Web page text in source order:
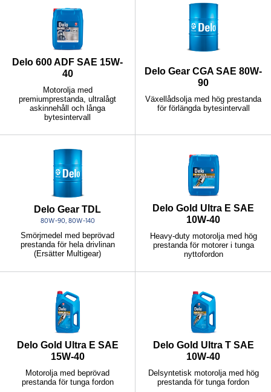
Delo 600 ADF SAE 15W-
40
Motorolja med
premiumprestanda, ultralågt
askinnehåll och långa
bytesintervall
Delo Gear CGA SAE 80W-
90
Växellådsolja med hög prestanda
för förlängda bytesintervall
Delo Gear TDL
80W-90, 80W-140
Smörjmedel med beprövad
prestanda för hela drivlinan
(Ersätter Multigear)
Delo Gold Ultra E SAE
10W-40
Heavy-duty motorolja med hög
prestanda för motorer i tunga
nyttofordon
Delo Gold Ultra E SAE
15W-40
Motorolja med beprövad
prestanda för tunga fordon
Delo Gold Ultra T SAE
10W-40
Delsyntetisk motorolja med hög
prestanda för tunga fordon